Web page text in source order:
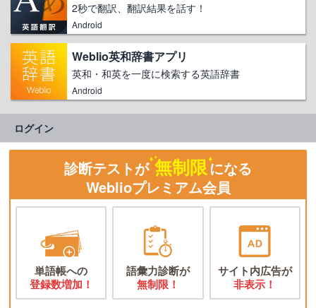
2秒で翻訳、翻訳結果を話す！
Android
Weblio英和辞書アプリ
英和・和英を一度に検索する英語辞書
Android
ログイン
診断テストが 無制限になる
Weblioプレミアム会員
単語帳への
登録数増加！
語彙力診断が
無制限！
サイト内広告が
非表示！